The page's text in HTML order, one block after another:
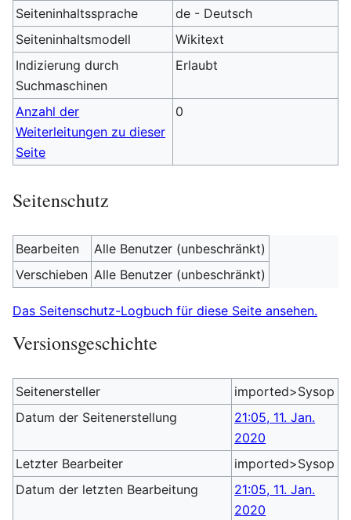
Seiteninhaltssprache
de - Deutsch
Seiteninhaltsmodell
Wikitext
Indizierung durch
Suchmaschinen
Erlaubt
Anzahl der
Weiterleitungen zu dieser
Seite
0
Seitenschutz
Bearbeiten
Alle Benutzer (unbeschränkt)
Verschieben Alle Benutzer (unbeschränkt)
Das Seitenschutz-Logbuch für diese Seite ansehen.
Versionsgeschichte
Seitenersteller
imported>Sysop
Datum der Seitenerstellung
21:05, 11. Jan.
2020
Letzter Bearbeiter
imported>Sysop
Datum der letzten Bearbeitung
21:05, 11. Jan.
2020